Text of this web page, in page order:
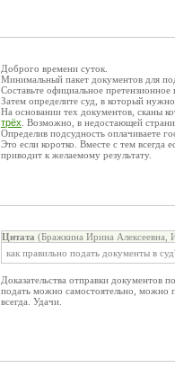
Доброго времени суток.
Минимальный пакет документов для
Составьте официальное
Затем определите суд, в который нужно
На основании тех документов, сканы
трёх . Возможно, в недостающей
Определив подсудность оплачиваете
Это если коротко. Вместе с тем
приводит к желаемому результату.
Цитата (Бражкина Ирина
как правильно подать документы в
Доказательства отправки документов
подать можно самостоятельно, можно
всегда. Удачи.